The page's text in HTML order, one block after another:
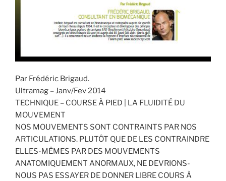
Par Frédéric Brigaud.
Ultramag – Janv/Fev 2014
TECHNIQUE – COURSE À PIED | LA FLUIDITÉ DU
MOUVEMENT
NOS MOUVEMENTS SONT CONTRAINTS PAR NOS
ARTICULATIONS. PLUTÔT QUE DE LES CONTRAINDRE
ELLES-MÊMES PAR DES MOUVEMENTS
ANATOMIQUEMENT ANORMAUX, NE DEVRIONS-
NOUS PAS ESSAYER DE DONNER LIBRE COURS À